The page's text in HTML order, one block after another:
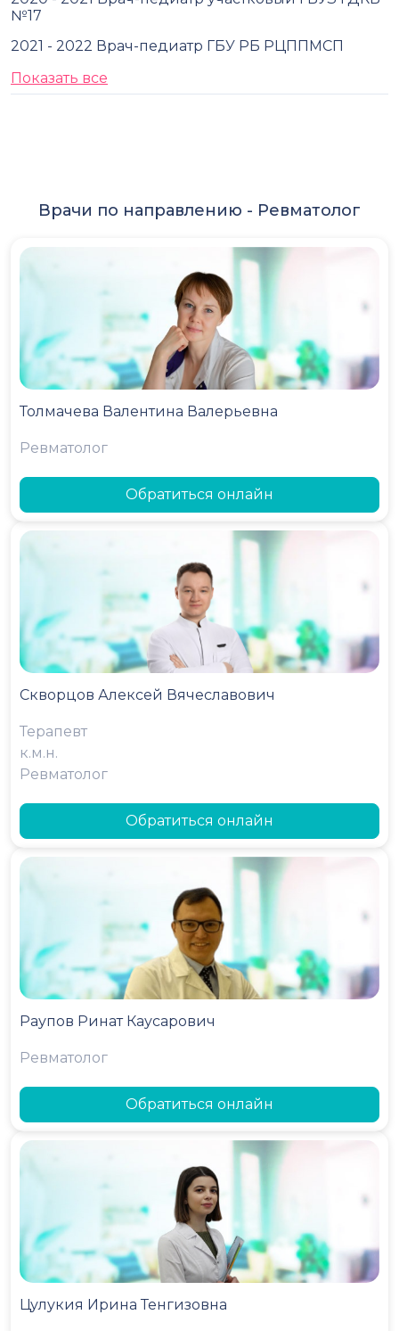
№17
2021 - 2022 Врач-педиатр ГБУ РБ РЦППМСП
Показать все
Врачи по направлению - Ревматолог
Толмачева Валентина Валерьевна
Ревматолог
Обратиться онлайн
Скворцов Алексей Вячеславович
Терапевт
к.м.н.
Ревматолог
Обратиться онлайн
Раупов Ринат Каусарович
Ревматолог
Обратиться онлайн
Цулукия Ирина Тенгизовна